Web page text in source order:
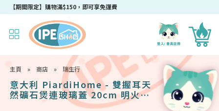
【期間限定】購物滿$150，即可享免運費
主頁 » 商店 » 瑞生行
意大利 PiardiHome - 雙握耳天
然礦石煲連玻璃蓋 20cm 明火適